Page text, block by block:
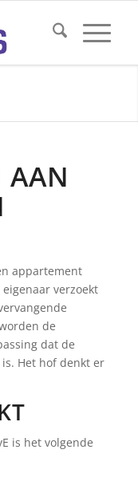
AAN
appartement
verzoekt
de
dat de
Het hof denkt er
is het volgende